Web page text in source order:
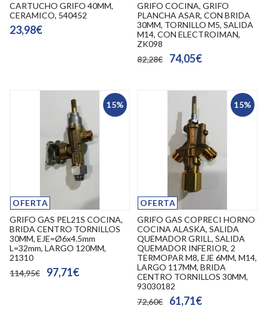
CARTUCHO GRIFO 40MM,
CERAMICO, 540452
23,98€
GRIFO COCINA, GRIFO
PLANCHA ASAR, CON BRIDA
30MM, TORNILLO M5, SALIDA
M14, CON ELECTROIMAN,
ZK098
82,28€
74,05€
15%
OFERTA
GRIFO GAS PEL21S COCINA,
BRIDA CENTRO TORNILLOS
30MM, EJE=Ø6x4.5mm
L=32mm, LARGO 120MM,
21310
114,95€
97,71€
15%
OFERTA
GRIFO GAS COPRECI HORNO
COCINA ALASKA, SALIDA
QUEMADOR GRILL, SALIDA
QUEMADOR INFERIOR, 2
TERMOPAR M8, EJE 6MM, M14,
LARGO 117MM, BRIDA
CENTRO TORNILLOS 30MM,
93030182
72,60€
61,71€